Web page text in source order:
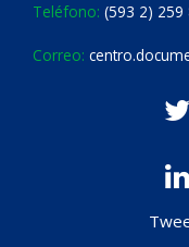
Teléfono: (593 2) 259
Correo: